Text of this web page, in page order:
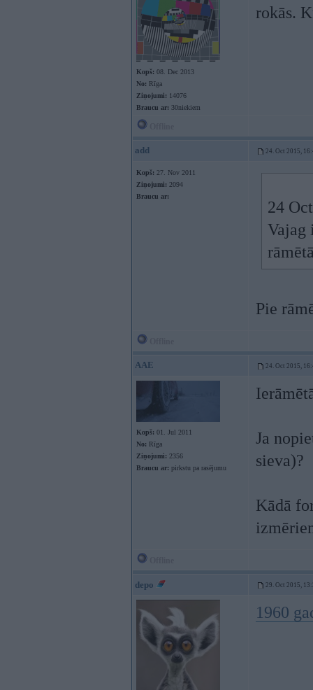
Kopš: 08. Dec 2013
No: Rīga
Ziņojumi: 14076
Braucu ar: 30niekiem
rokās.
add 24. Oct 2015,
Kopš: 27. Nov 2011
Ziņojumi: 2094
Braucu ar:
24
Vajag
Pie
AAE 24. Oct 2015,
Kopš: 01. Jul 2011
No: Rīga
Ziņojumi: 2356
Braucu ar: pirkstu pa rasējumu
Ja
sieva)?
Kādā
depo 29. Oct 2015,
1960